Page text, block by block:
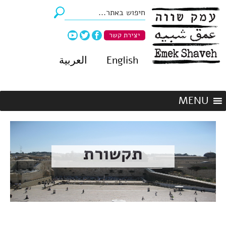
יצירת קשר
English العربية
תקשורת